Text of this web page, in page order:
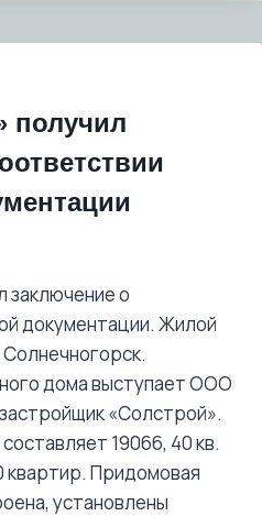
получил
заключение о
документации. Жилой
дома выступает ООО
«Солстрой».
19066, 40 кв.
квартир. Придомовая
установлены